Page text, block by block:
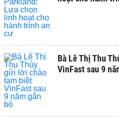
Bà Lê Thị Thu
VinFast sau 9